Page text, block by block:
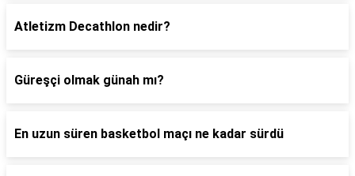
Atletizm Decathlon nedir?
Güreşçi olmak günah mı?
En uzun süren basketbol maçı ne kadar sürdü